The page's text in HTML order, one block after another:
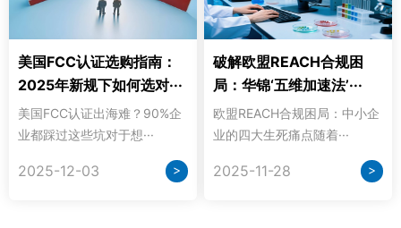
美国FCC认证选购指南：
2025年新规下如何选对···
美国FCC认证出海难？90%企
业都踩过这些坑对于想···
2025-12-03 >
破解欧盟REACH合规困
局：华锦‘五维加速法’···
欧盟REACH合规困局：中小企
业的四大生死痛点随着···
2025-11-28 >